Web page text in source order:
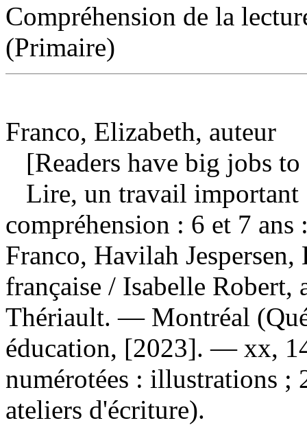
Compréhension de la
(Primaire)
Franco, Elizabeth, auteur
[Readers have big jobs
Lire, un travail important
compréhension : 6 et 7
Franco, Havilah
française / Isabelle
Thériault. — Montréal
éducation, [2023]. — xx,
numérotées : illustrations
ateliers d'écriture).